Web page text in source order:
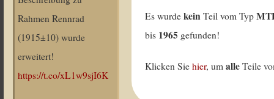
Rahmen Rennrad
(1915±10) wurde
erweitert!
https://t.co/xL1w9sjI6K
Es wurdekein Teil vom Typ
bis 1965 gefunden!
Klicken Siehier, umalle Teile